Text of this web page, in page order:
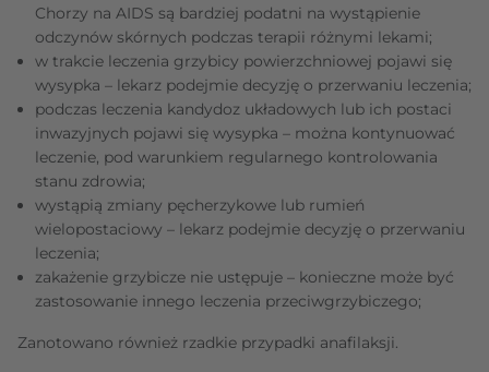
Chorzy na AIDS są bardziej podatni na wystąpienie
odczynów skórnych podczas terapii różnymi lekami;
w trakcie leczenia grzybicy powierzchniowej pojawi się
wysypka – lekarz podejmie decyzję o przerwaniu leczenia;
podczas leczenia kandydoz układowych lub ich postaci
inwazyjnych pojawi się wysypka – można kontynuować
leczenie, pod warunkiem regularnego kontrolowania
stanu zdrowia;
wystąpią zmiany pęcherzykowe lub rumień
wielopostaciowy – lekarz podejmie decyzję o przerwaniu
leczenia;
zakażenie grzybicze nie ustępuje – konieczne może być
zastosowanie innego leczenia przeciwgrzybiczego;
Zanotowano również rzadkie przypadki anafilaksji.